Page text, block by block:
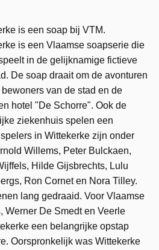
is een soap bij VTM.
is een Vlaamse soapserie die
in de gelijknamige fictieve
De soap draait om de avonturen
van de stad en de
hotel "De Schorre". Ook de
ziekenhuis spelen een
in Wittekerke zijn onder
Willems, Peter Bulckaen,
Hilde Gijsbrechts, Lulu
Ron Cornet en Nora Tilley.
lang gedraaid. Voor Vlaamse
Werner De Smedt en Veerle
een belangrijke opstap
Oorspronkelijk was Wittekerke